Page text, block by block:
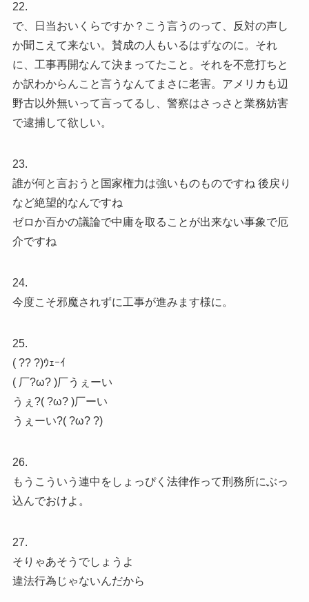
22.
で、日当おいくらですか？こう言うのって、反対の声し
か聞こえて来ない。賛成の人もいるはずなのに。それ
に、工事再開なんて決まってたこと。それを不意打ちと
か訳わからんこと言うなんてまさに老害。アメリカも辺
野古以外無いって言ってるし、警察はさっさと業務妨害
で逮捕して欲しい。
23.
誰が何と言おうと国家権力は強いものものですね 後戻り
など絶望的なんですね
ゼロか百かの議論で中庸を取ることが出来ない事象で厄
介ですね
24.
今度こそ邪魔されずに工事が進みます様に。
25.
( ?? ?)ｳｪｰｲ
( 厂?ω? )厂うぇーい
うぇ?( ?ω? )厂ーい
うぇーい?( ?ω? ?)
26.
もうこういう連中をしょっぴく法律作って刑務所にぶっ
込んでおけよ。
27.
そりゃあそうでしょうよ
違法行為じゃないんだから